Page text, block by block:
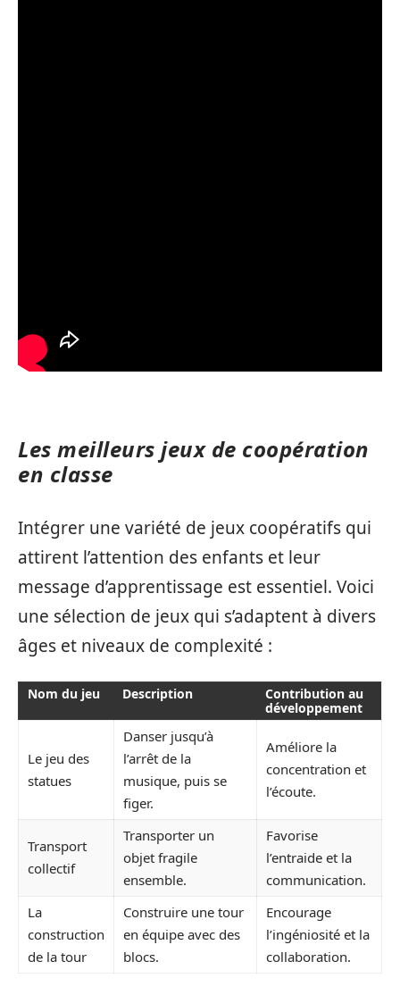
Les meilleurs jeux de coopération
en classe
Intégrer une variété de jeux coopératifs qui
attirent l’attention des enfants et leur
message d’apprentissage est essentiel. Voici
une sélection de jeux qui s’adaptent à divers
âges et niveaux de complexité :
Nom du jeu Description
Contribution au
développement
Le jeu des
statues
Danser jusqu’à
l’arrêt de la
musique, puis se
figer.
Améliore la
concentration et
l’écoute.
Transport
collectif
Transporter un
objet fragile
ensemble.
Favorise
l’entraide et la
communication.
La
construction
de la tour
Construire une tour
en équipe avec des
blocs.
Encourage
l’ingéniosité et la
collaboration.